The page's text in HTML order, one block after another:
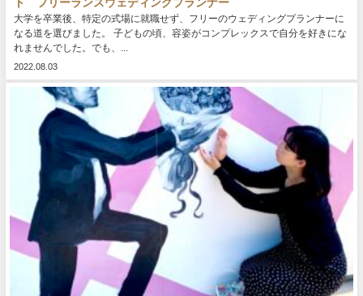
大学を卒業後、特定の式場に就職せず、フリーのウェディングプランナーに
なる道を選びました。 子どもの頃、容姿がコンプレックスで自分を好きにな
れませんでした。でも、...
2022.08.03